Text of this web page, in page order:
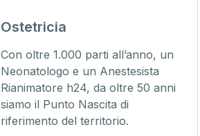
Ostetricia
Con oltre 1.000 parti all’anno, un
Neonatologo e un Anestesista
Rianimatore h24, da oltre 50 anni
siamo il Punto Nascita di
riferimento del territorio.